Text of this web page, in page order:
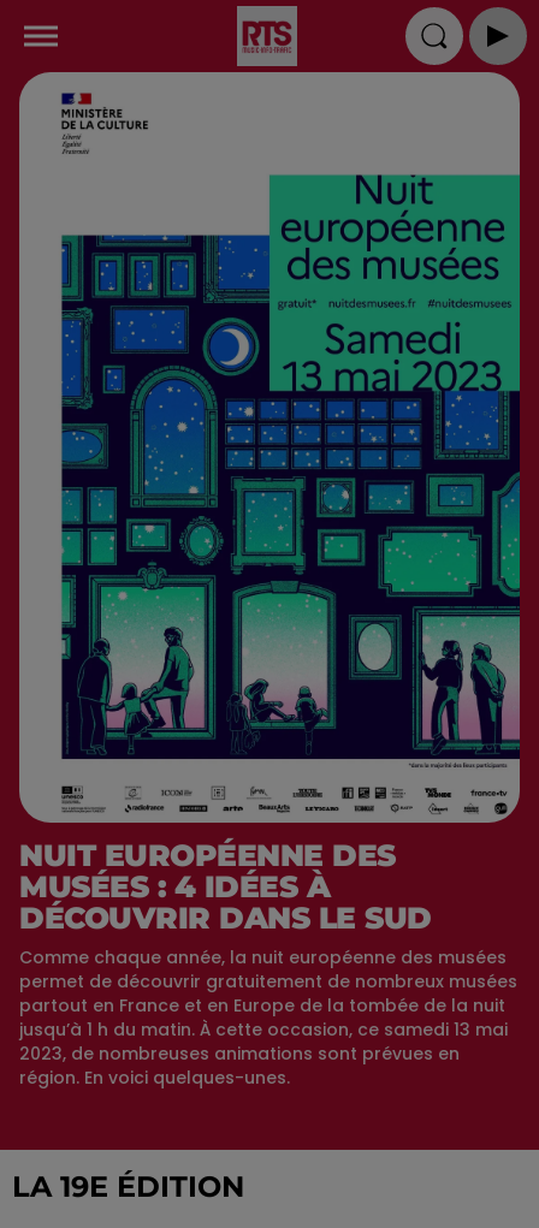
NUIT EUROPÉENNE DES
MUSÉES : 4 IDÉES À
DÉCOUVRIR DANS LE SUD
Comme chaque année, la nuit européenne des musées
permet de découvrir gratuitement de nombreux musées
partout en France et en Europe de la tombée de la nuit
jusqu’à 1 h du matin. À cette occasion, ce samedi 13 mai
2023, de nombreuses animations sont prévues en
région. En voici quelques-unes.
LA 19E ÉDITION